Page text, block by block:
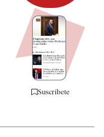
Suscríbete